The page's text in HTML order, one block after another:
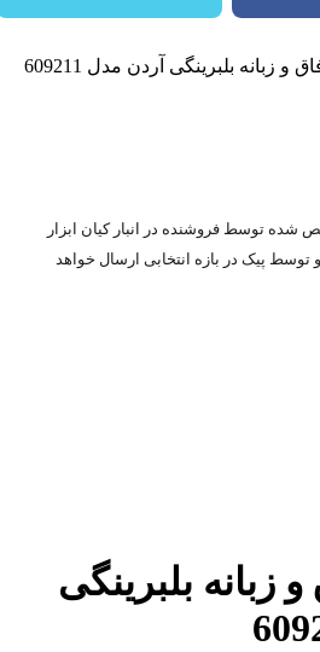
و زبانه بلبرینگی آردن مدل 609211
شده توسط فروشنده در انبار کیان ابزار
توسط پیک در بازه انتخابی ارسال خواهد
زبانه بلبرینگی